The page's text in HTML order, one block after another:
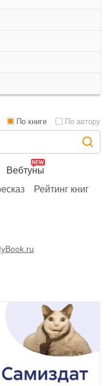
Вебтуны
Рейтинг книг
По книге По автору